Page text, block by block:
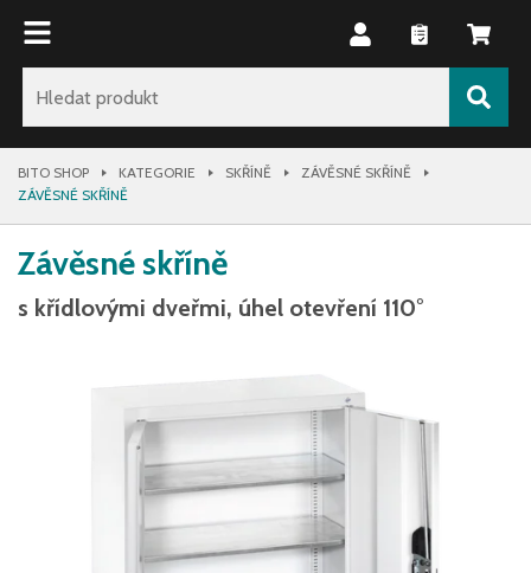
BITO SHOP KATEGORIE SKŘÍNĚ
ZÁVĚSNÉ SKŘÍNĚ
ZÁVĚSNÉ SKŘÍNĚ
Závěsné skříně
s křídlovými dveřmi, úhel otevření 110°